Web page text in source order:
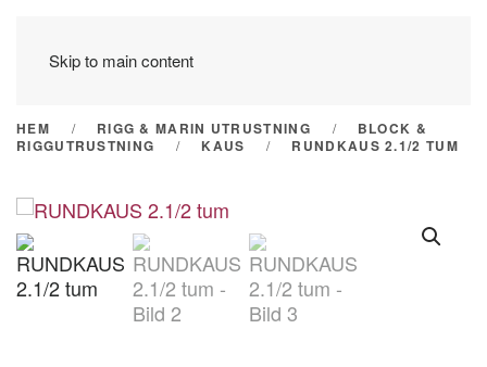
Skip to main content
HEM RIGG & MARIN UTRUSTNING
BLOCK &
RIGGUTRUSTNING
KAUS RUNDKAUS 2.1/2 TUM